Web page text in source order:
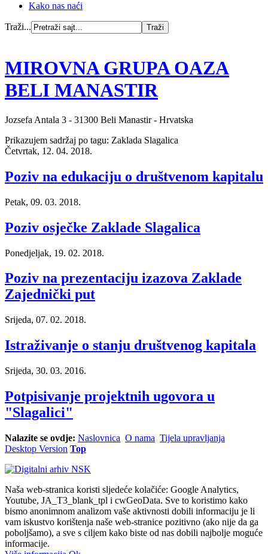
Kako nas naći
Traži...
MIROVNA GRUPA OAZA
BELI MANASTIR
Jozsefa Antala 3 - 31300 Beli Manastir - Hrvatska
Prikazujem sadržaj po tagu: Zaklada Slagalica
Četvrtak, 12. 04. 2018.
Poziv na edukaciju o društvenom kapitalu
Petak, 09. 03. 2018.
Poziv osječke Zaklade Slagalica
Ponedjeljak, 19. 02. 2018.
Poziv na prezentaciju izazova Zaklade
Zajednički put
Srijeda, 07. 02. 2018.
Istraživanje o stanju društvenog kapitala
Srijeda, 30. 03. 2016.
Potpisivanje projektnih ugovora u
"Slagalici"
Nalazite se ovdje: Naslovnica O nama Tijela upravljanja
Desktop Version Top
Naša web-stranica koristi sljedeće kolačiće: Google Analytics,
Youtube, JA_T3_blank_tpl i cwGeoData. Sve to koristimo kako
bismo anonimnom analizom vaše aktivnosti dobili informaciju je li
vam iskustvo korištenja naše web-stranice pozitivno (ako nije da ga
poboljšamo), a sve s ciljem kako biste od nas dobili najbolje moguće
informacije.